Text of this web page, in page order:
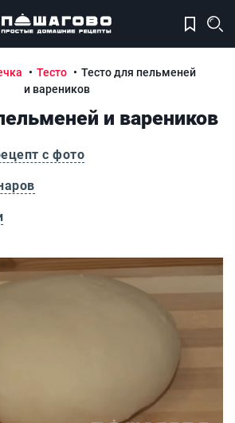
Тесто
Тесто для пельменей
и вареников
и вареников
с фото
и вареников